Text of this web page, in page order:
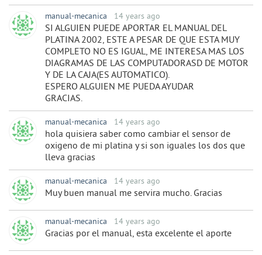
manual-mecanica 14 years ago
SI ALGUIEN PUEDE APORTAR EL MANUAL DEL
PLATINA 2002, ESTE A PESAR DE QUE ESTA MUY
COMPLETO NO ES IGUAL, ME INTERESA MAS LOS
DIAGRAMAS DE LAS COMPUTADORASD DE MOTOR
Y DE LA CAJA(ES AUTOMATICO).
ESPERO ALGUIEN ME PUEDA AYUDAR
GRACIAS.
manual-mecanica 14 years ago
hola quisiera saber como cambiar el sensor de
oxigeno de mi platina y si son iguales los dos que
lleva gracias
manual-mecanica 14 years ago
Muy buen manual me servira mucho. Gracias
manual-mecanica 14 years ago
Gracias por el manual, esta excelente el aporte